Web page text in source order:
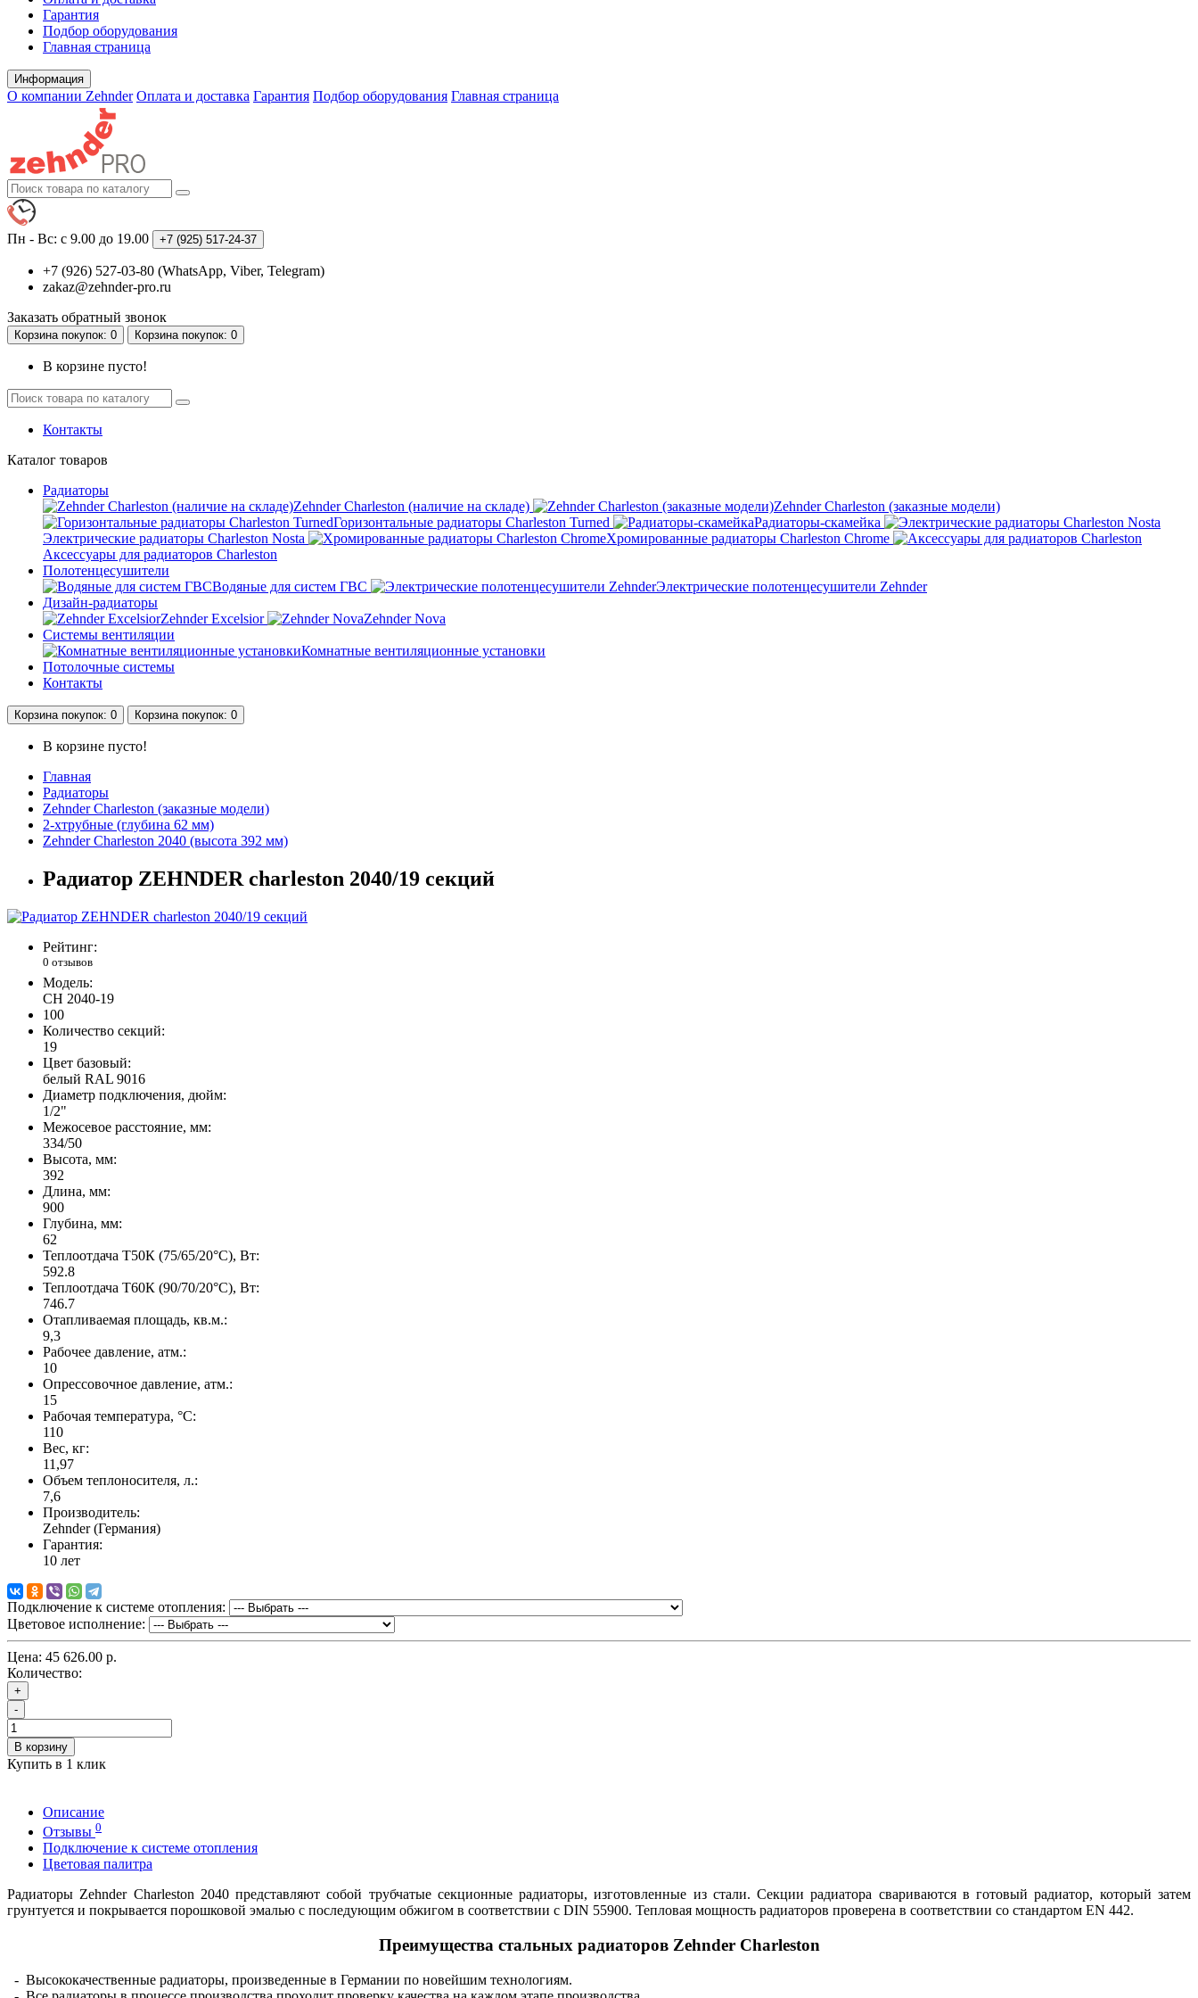
Гарантия
Подбор оборудования
Главная страница
Информация
О компании Zehnder Оплата и доставка Гарантия Подбор оборудования Главная страница
Пн - Вс: с 9.00 до 19.00 +7 (925) 517-24-37
+7 (926) 527-03-80 (WhatsApp, Viber, Telegram)
zakaz@zehnder-pro.ru
Заказать обратный звонок
Корзинапокупок: 0 Корзинапокупок: 0
В корзине пусто!
Контакты
Каталог товаров
Радиаторы
Zehnder Charleston (наличие на складе)
Zehnder Charleston (заказные модели)
Горизонтальные радиаторы Charleston Turned
Радиаторы-скамейка
Электрические радиаторы Charleston Nosta
Хромированные радиаторы Charleston Chrome
Аксессуары для радиаторов Charleston
Полотенцесушители
Водяные для систем ГВС
Электрические полотенцесушители Zehnder
Дизайн-радиаторы
Zehnder Excelsior
Zehnder Nova
Системы вентиляции
Комнатные вентиляционные установки
Потолочные системы
Контакты
Корзинапокупок: 0 Корзинапокупок: 0
В корзине пусто!
Главная
Радиаторы
Zehnder Charleston (заказные модели)
2-хтрубные (глубина 62 мм)
Zehnder Charleston 2040 (высота 392 мм)
Радиатор ZEHNDER charleston 2040/19 секций
Рейтинг:
0 отзывов
Модель:
CH 2040-19
100
Количество секций:
19
Цвет базовый:
белый RAL 9016
Диаметр подключения, дюйм:
1/2"
Межосевое расстояние, мм:
334/50
Высота, мм:
392
Длина, мм:
900
Глубина, мм:
62
Теплоотдача Т50К (75/65/20°C), Вт:
592.8
Теплоотдача Т60К (90/70/20°C), Вт:
746.7
Отапливаемая площадь, кв.м.:
9,3
Рабочее давление, атм.:
10
Опрессовочное давление, атм.:
15
Рабочая температура, °C:
110
Вес, кг:
11,97
Объем теплоносителя, л.:
7,6
Производитель:
Zehnder (Германия)
Гарантия:
10 лет
Подключение к системе отопления:
Цветовое исполнение:
Цена: 45 626.00 р.
Количество:
+
-
В корзину
Купить в 1 клик
Описание
Отзывы 0
Подключение к системе отопления
Цветовая палитра
Радиаторы Zehnder Charleston 2040 представляют собой трубчатые секционные радиаторы, изготовленные из стали. Секции радиатора свариваются в готовый радиатор, который затем
грунтуется и покрывается порошковой эмалью с последующим обжигом в соответствии с DIN 55900. Тепловая мощность радиаторов проверена в соответствии со стандартом EN 442.
Преимущества стальных радиаторов Zehnder Charleston
- Высококачественные радиаторы, произведенные в Германии по новейшим технологиям.